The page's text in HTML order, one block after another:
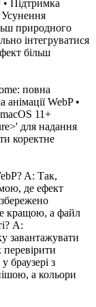
• Підтримка
Усунення
природного
інтегруватися
більш
повна
анімації WebP •
11+
для надання
коректне
A: Так,
де ефект
кращою, а файл
A:
завантажувати
браузері з
а кольори